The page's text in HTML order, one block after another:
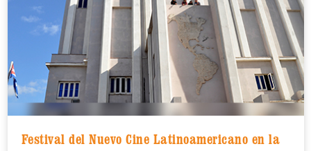
Festival del Nuevo Cine Latinoamericano en la